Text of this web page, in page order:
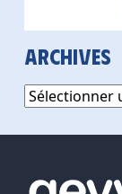
Archives
Archives